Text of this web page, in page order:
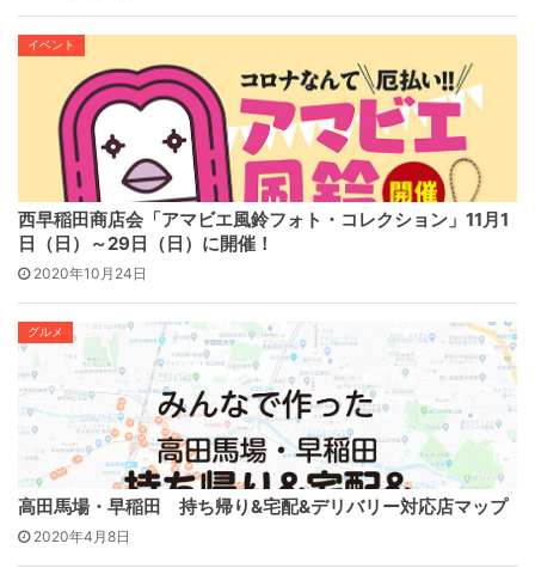
イベント
西早稲田商店会「アマビエ風鈴フォト・コレクション」11月1
日（日）～29日（日）に開催！
2020年10月24日
グルメ
高田馬場・早稲田 持ち帰り&宅配&デリバリー対応店マップ
2020年4月8日